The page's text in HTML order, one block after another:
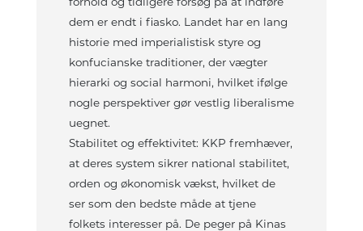
dem er endt i fiasko. Landet har en lang
historie med imperialistisk styre og
konfucianske traditioner, der vægter
hierarki og social harmoni, hvilket ifølge
nogle perspektiver gør vestlig liberalisme
uegnet.
Stabilitet og effektivitet: KKP fremhæver,
at deres system sikrer national stabilitet,
orden og økonomisk vækst, hvilket de
ser som den bedste måde at tjene
folkets interesser på. De peger på Kinas